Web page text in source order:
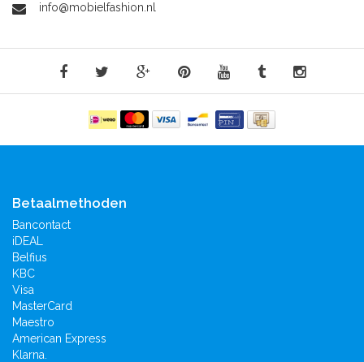
info@mobielfashion.nl
Betaalmethoden
Bancontact
iDEAL
Belfius
KBC
Visa
MasterCard
Maestro
American Express
Klarna.